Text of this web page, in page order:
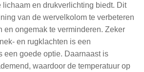
lichaam en drukverlichting biedt. Dit
van de wervelkolom te verbeteren
en ongemak te verminderen. Zeker
en rugklachten is een
een goede optie. Daarnaast is
waardoor de temperatuur op